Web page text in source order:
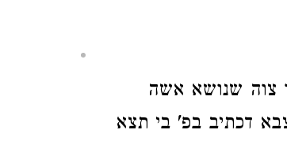
צוה שנושא אשה
דכתיב בפ' בי תצא